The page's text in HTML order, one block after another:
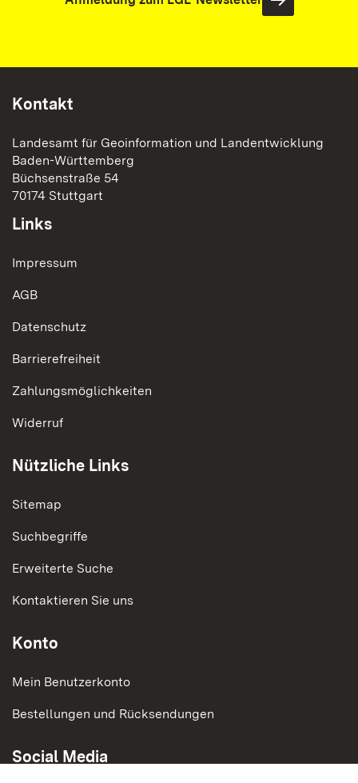
Kontakt
Landesamt für Geoinformation und Landentwicklung
Baden-Württemberg
Büchsenstraße 54
70174 Stuttgart
Links
Impressum
AGB
Datenschutz
Barrierefreiheit
Zahlungsmöglichkeiten
Widerruf
Nützliche Links
Sitemap
Suchbegriffe
Erweiterte Suche
Kontaktieren Sie uns
Konto
Mein Benutzerkonto
Bestellungen und Rücksendungen
Social Media